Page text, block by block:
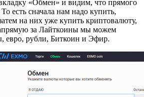
«Обмен» и видим, что прямого
есть сначала нам надо купить,
на них уже купить криптовалюту,
за Лайткоины мы можем
евро, рубли, Биткоин и Эфир.